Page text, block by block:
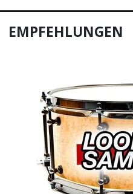
EMPFEHLUNGEN